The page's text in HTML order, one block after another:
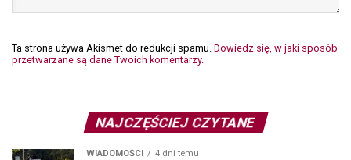
Ta strona używa Akismet do redukcji spamu. Dowiedz się, w jaki sposób
przetwarzane są dane Twoich komentarzy.
NAJCZĘŚCIEJ CZYTANE
WIADOMOŚCI 4 dni temu